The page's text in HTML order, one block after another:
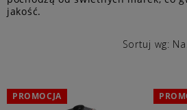
jakość.
Sortuj wg:
PROMOCJA